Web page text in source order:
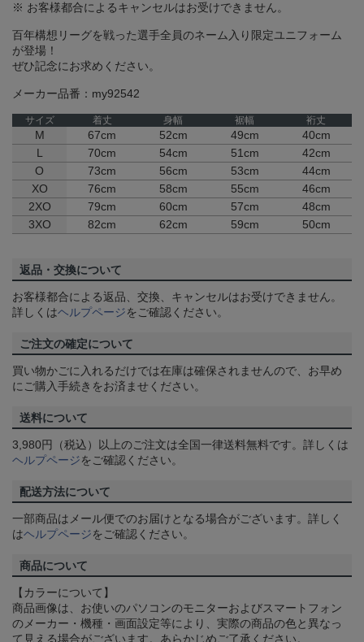
※ お客様都合によるキャンセルはお受けできません。
百年構想リーグを戦った選手全員のネーム入り限定ユニフォーム
が登場！
ぜひ記念にお求めください。
メーカー品番：my92542
サイズ 着丈 身幅 裾幅 裄丈
M 67cm 52cm 49cm
40cm
L
70cm 54cm 51cm
42cm
O
73cm 56cm 53cm
44cm
XO
76cm 58cm 55cm
46cm
2XO
79cm 60cm 57cm
48cm
3XO
82cm 62cm 59cm 50cm
返品・交換について
お客様都合による返品、交換、キャンセルはお受けできません。
詳しくはヘルプページをご確認ください。
ご注文の確定について
買い物かごに入れるだけでは在庫は確保されませんので、お早め
にご購入手続きをお済ませください。
送料について
3,980円（税込）以上のご注文は全国一律送料無料です。詳しくは
ヘルプページをご確認ください。
配送方法について
一部商品はメール便でのお届けとなる場合がございます。詳しく
はヘルプページをご確認ください。
商品について
【カラーについて】
商品画像は、お使いのパソコンのモニターおよびスマートフォン
のメーカー・機種・画面設定等により、実際の商品の色と異なっ
て見える場合がございます。あらかじめご了承ください。